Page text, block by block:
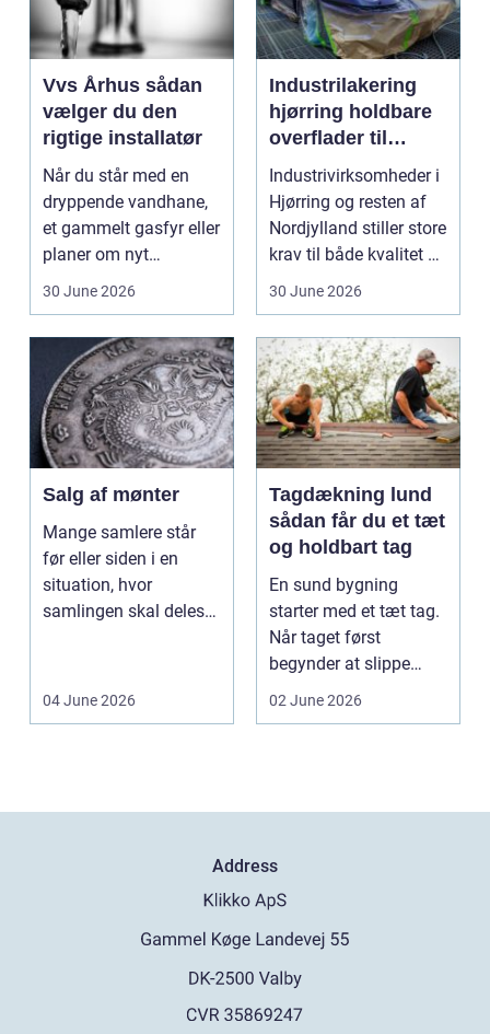
Vvs Århus sådan
vælger du den
rigtige installatør
Når du står med en
dryppende vandhane,
et gammelt gasfyr eller
planer om nyt
30 June 2026
Industrilakering
hjørring holdbare
overflader til
industri og erhverv
Industrivirksomheder i
Hjørring og resten af
Nordjylland stiller store
krav til både kvalitet og
30 June 2026
Salg af mønter
Mange samlere står
før eller siden i en
situation, hvor
samlingen skal deles
04 June 2026
Tagdækning lund
sådan får du et tæt
og holdbart tag
En sund bygning
starter med et tæt tag.
Når taget først
begynder at slippe
02 June 2026
Address